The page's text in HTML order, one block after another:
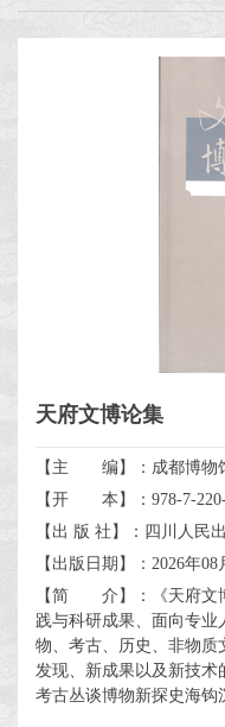
天府文博论集
【主 编】：成都博物
【开 本】：978-7-220-
【出 版 社】：四川人民
【出版日期】：2026年08
【简 介】：《天府文
践与科研成果、面向专
物、考古、历史、非物质
发现、新成果以及新技
考古丛谈博物新探史海钩